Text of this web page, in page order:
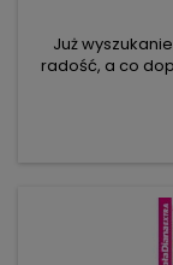
Już
radość, a co
numerze